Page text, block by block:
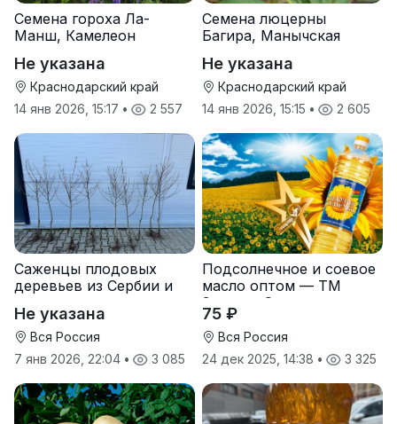
Семена гороха Ла-
Манш, Камелеон
Не указана
Краснодарский край
14 янв 2026, 15:17 • 2 557
Семена люцерны
Багира, Манычская
Не указана
Краснодарский край
14 янв 2026, 15:15 • 2 605
Саженцы плодовых
деревьев из Сербии и
Не указана
Вся Россия
7 янв 2026, 22:04 • 3 085
Подсолнечное и соевое
масло оптом — ТМ
Золотая Семечка
75 ₽
Вся Россия
24 дек 2025, 14:38 • 3 325